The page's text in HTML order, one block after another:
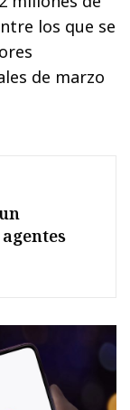
los que se
de marzo